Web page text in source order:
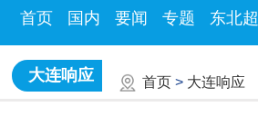
首页 国内 要闻 专题 东北超
大连响应 首页 > 大连响应